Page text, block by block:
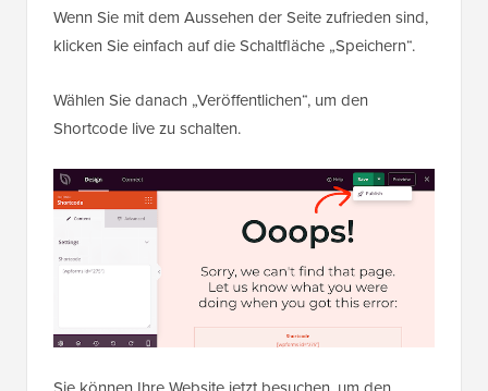
Wenn Sie mit dem Aussehen der Seite zufrieden sind,
klicken Sie einfach auf die Schaltfläche „Speichern“.
Wählen Sie danach „Veröffentlichen“, um den
Shortcode live zu schalten.